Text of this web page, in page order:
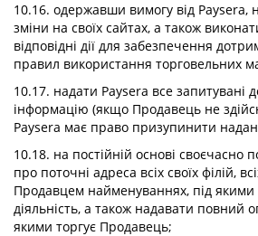
10.16. одержавши вимогу від Paysera,
зміни на своїх сайтах, а також
відповідні дії для забезпечення
правил використання торговельних
10.17. надати Paysera все запитувані
інформацію (якщо Продавець не
Paysera має право призупинити
10.18. на постійній основі своєчасно
про поточні адреса всіх своїх філій,
Продавцем найменуваннях, під якими
діяльність, а також надавати повний
якими торгує Продавець;